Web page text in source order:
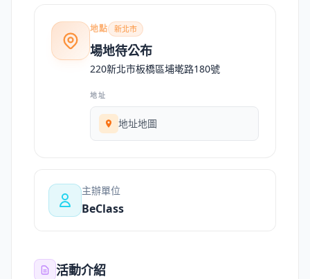
地點 新北市
場地待公布
220新北市板橋區埔墘路180號
地址
地址地圖
主辦單位
BeClass
活動介紹